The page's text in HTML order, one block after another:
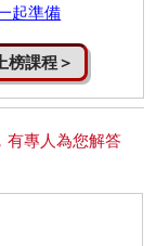
起準備
榜課程＞
有專人為您解答